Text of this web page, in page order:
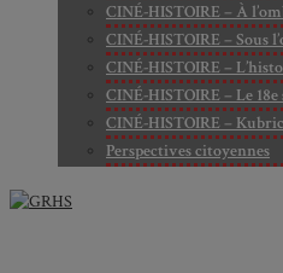
CINÉ-HISTOIRE – À
CINÉ-HISTOIRE – Sous
CINÉ-HISTOIRE –
CINÉ-HISTOIRE – Le 18e
CINÉ-HISTOIRE –
Perspectives citoyennes